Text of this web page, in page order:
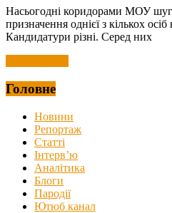
Насьогодні коридорами МОУ
призначення однієї з кількох
Кандидатури різні. Серед них
Головне
Новини
Репортаж
Статті
Інтерв’ю
Аналітика
Блоги
Пародії
Ютюб канал